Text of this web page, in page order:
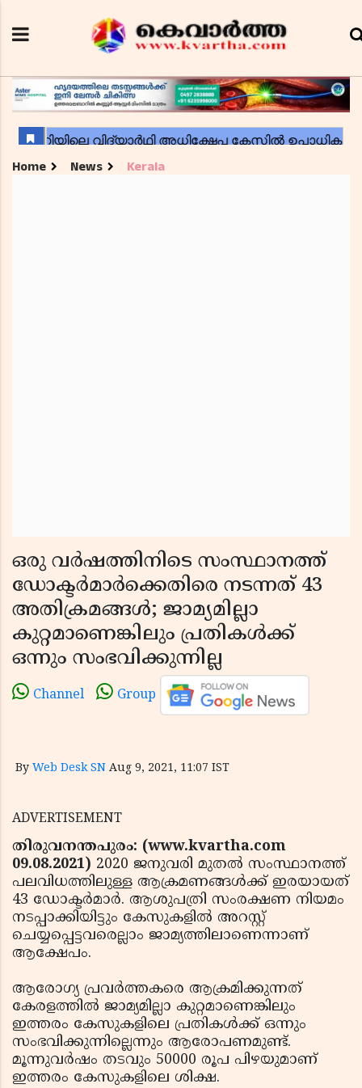
Home News Kerala
ഒരു വർഷത്തിനിടെ സംസ്ഥാനത്ത്
ഡോക്ടർമാർക്കെതിരെ നടന്നത് 43
അതിക്രമങ്ങൾ; ജാമ്യമില്ലാ
കുറ്റമാണെങ്കിലും പ്രതികൾക്ക്
ഒന്നും സംഭവിക്കുന്നില്ല
Channel Group
By Web Desk SN Aug 9, 2021, 11:07 IST
ADVERTISEMENT
തിരുവനന്തപുരം: (www.kvartha.com
09.08.2021) 2020 ജനുവരി മുതല്‍ സംസ്ഥാനത്ത്
പലവിധത്തിലുള്ള ആക്രമണങ്ങള്‍ക്ക് ഇരയായത്
43 ഡോക്ടര്‍മാർ. ആശുപത്രി സംരക്ഷണ നിയമം
നടപ്പാക്കിയിട്ടും കേസുകളിൽ അറസ്റ്റ്
ചെയ്യപ്പെട്ടവരെല്ലാം ജാമ്യത്തിലാണെന്നാണ്
ആക്ഷേപം.
ആരോഗ്യ പ്രവര്‍ത്തകരെ ആക്രമിക്കുന്നത്
കേരളത്തില്‍ ജാമ്യമില്ലാ കുറ്റമാണെങ്കിലും
ഇത്തരം കേസുകളിലെ പ്രതികൾക്ക് ഒന്നും
സംഭവിക്കുന്നില്ലെന്നും ആരോപണമുണ്ട്.
മൂന്നുവര്‍ഷം തടവും 50000 രൂപ പിഴയുമാണ്
ഇത്തരം കേസുകളിലെ ശിക്ഷ.